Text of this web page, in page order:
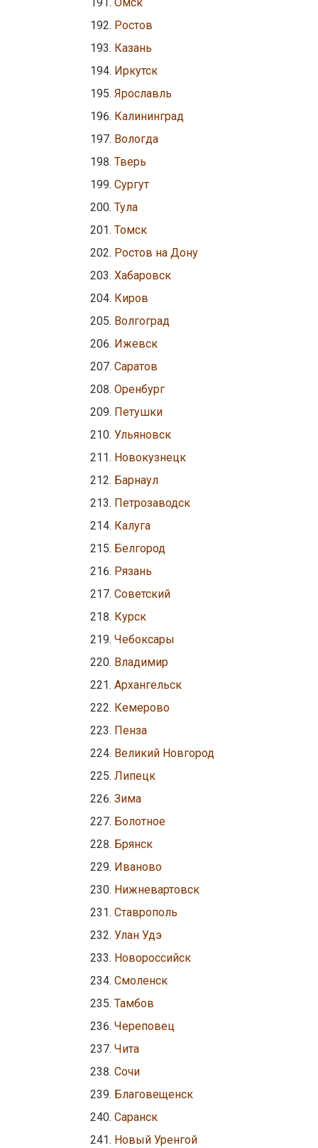
Ростов
Казань
Иркутск
Ярославль
Калининград
Вологда
Тверь
Сургут
Тула
Томск
Ростов на Дону
Хабаровск
Киров
Волгоград
Ижевск
Саратов
Оренбург
Петушки
Ульяновск
Новокузнецк
Барнаул
Петрозаводск
Калуга
Белгород
Рязань
Советский
Курск
Чебоксары
Владимир
Архангельск
Кемерово
Пенза
Великий Новгород
Липецк
Зима
Болотное
Брянск
Иваново
Нижневартовск
Ставрополь
Улан Удэ
Новороссийск
Смоленск
Тамбов
Череповец
Чита
Сочи
Благовещенск
Саранск
Новый Уренгой